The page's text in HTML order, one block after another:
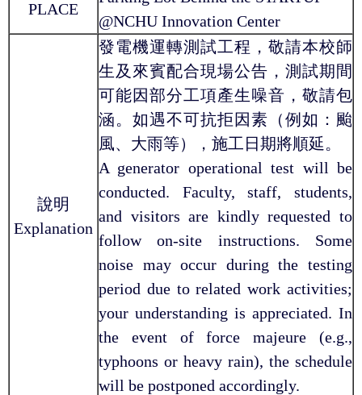
PLACE
@NCHU Innovation Center
說明
Explanation
發電機運轉測試工程，敬請本校師
生及來賓配合現場公告，測試期間
可能因部分工項產生噪音，敬請包
涵。如遇不可抗拒因素（例如：颱
風、大雨等），施工日期將順延。
A generator operational test will be
conducted. Faculty, staff, students,
and visitors are kindly requested to
follow on-site instructions. Some
noise may occur during the testing
period due to related work activities;
your understanding is appreciated. In
the event of force majeure (e.g.,
typhoons or heavy rain), the schedule
will be postponed accordingly.